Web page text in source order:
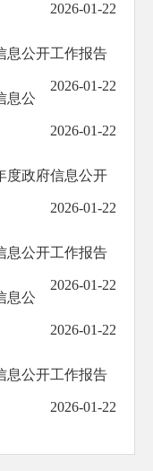
2026-01-22
息公开工作报告
2026-01-22
息公
2026-01-22
度政府信息公开
2026-01-22
息公开工作报告
2026-01-22
息公
2026-01-22
息公开工作报告
2026-01-22